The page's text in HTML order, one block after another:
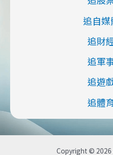
追自媒
追財
追軍
追遊
追體
Copyright © 2026